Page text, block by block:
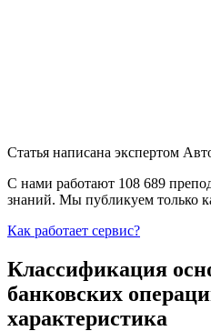
Статья написана экспертом
С нами работают 108 689
знаний. Мы публикуем только
Как работает сервис?
Классификация
банковских
характеристика